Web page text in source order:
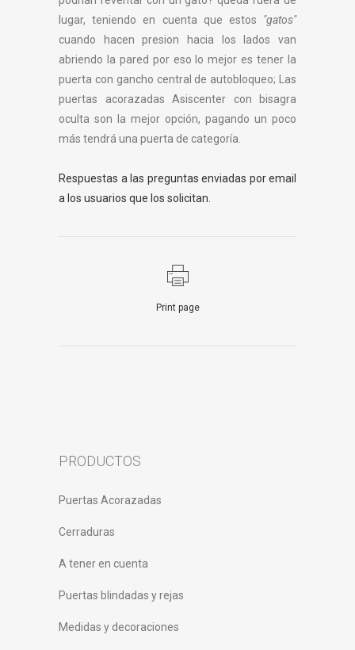
lugar, teniendo en cuenta que estos "gatos"
cuando hacen presion hacia los lados van
abriendo la pared por eso lo mejor es tener la
puerta con gancho central de autobloqueo; Las
puertas acorazadas Asiscenter con bisagra
oculta son la mejor opción, pagando un poco
más tendrá una puerta de categoría.
Respuestas a las preguntas enviadas por email
a los usuarios que los solicitan.
Print page
PRODUCTOS
Puertas Acorazadas
Cerraduras
A tener en cuenta
Puertas blindadas y rejas
Medidas y decoraciones